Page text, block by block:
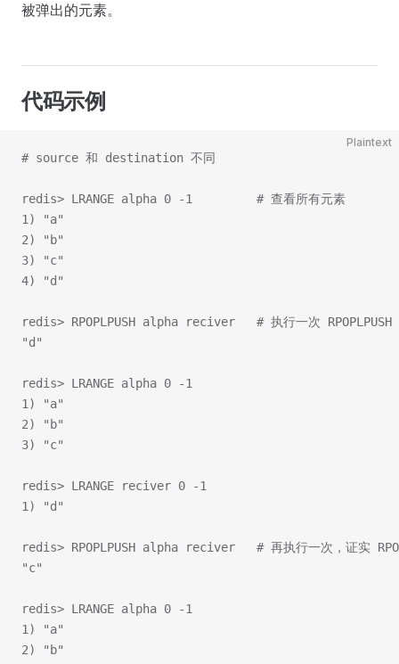
被弹出的元素。
代码示例
Plaintext
# source 和 destination 不同
redis> LRANGE alpha 0 -1         # 查看所有元素
1) "a"
2) "b"
3) "c"
4) "d"
redis> RPOPLPUSH alpha reciver   # 执行一次 RPOPLPUSH
"d"
redis> LRANGE alpha 0 -1
1) "a"
2) "b"
3) "c"
redis> LRANGE reciver 0 -1
1) "d"
redis> RPOPLPUSH alpha reciver   # 再执行一次，证实
"c"
redis> LRANGE alpha 0 -1
1) "a"
2) "b"